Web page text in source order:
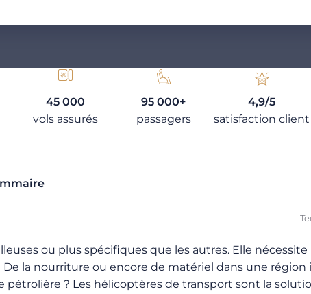
45 000
vols assurés
95 000+
passagers
4,9/5
satisfaction client
ou plus spécifiques que les autres. Elle
la nourriture ou encore de matériel dans une
? Les hélicoptères de transport sont la